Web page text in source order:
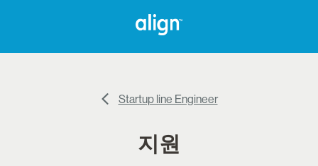
Startup line Engineer
지원